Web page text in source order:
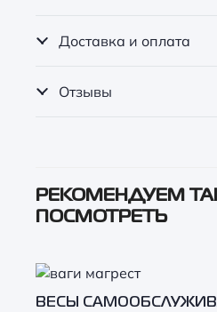
Доставка и оплата
Отзывы
РЕКОМЕНДУЕМ
ПОСМОТРЕТЬ
ВЕСЫ